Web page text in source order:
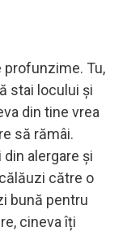
profunzime. Tu,
stai locului și
din tine vrea
să rămâi.
alergare și
către o
bună pentru
cineva îți